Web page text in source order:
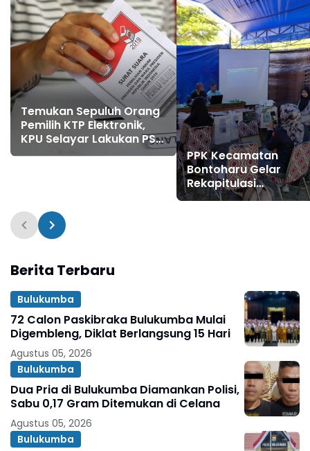
Temukan Sepuluh Orang
Pemilih KTP Elektronik,
KPU Selayar Lakukan PSU
di Tiga TPS
PPK Kecamatan
Bontoharu Gelar
Rekapitulasi
Penghitungan Suara
Berita Terbaru
Bulukumba
72 Calon Paskibraka Bulukumba Mulai
Digembleng, Diklat Berlangsung 15 Hari
Agustus 05, 2026
Bulukumba
Dua Pria di Bulukumba Diamankan Polisi,
Sabu 0,17 Gram Ditemukan di Celana
Agustus 05, 2026
Bulukumba